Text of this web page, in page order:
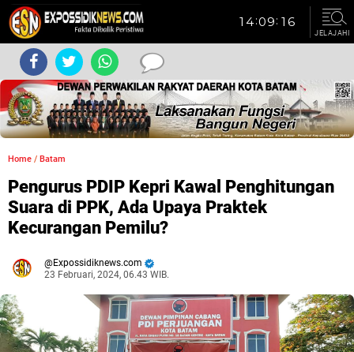
JELAJAHI
Home / Batam
Pengurus PDIP Kepri Kawal Penghitungan
Suara di PPK, Ada Upaya Praktek
Kecurangan Pemilu?
Expossidiknews.com
23 Februari, 2024, 06.43 WIB.